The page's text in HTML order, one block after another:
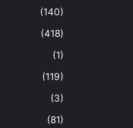
(140)
(418)
(1)
(119)
(3)
(81)